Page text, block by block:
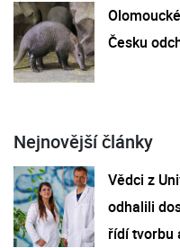
Česku
Nejnovější články
Vědci z
odhalili
řídí tvorbu